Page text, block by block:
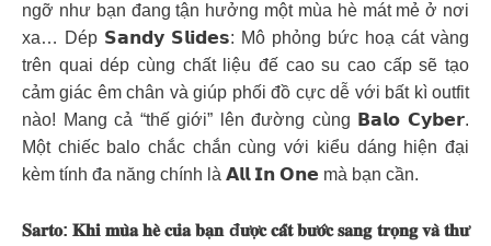
ngỡ như bạn đang tận hưởng một mùa hè mát mẻ ở nơi
xa… Dép 𝗦𝗮𝗻𝗱𝘆 𝗦𝗹𝗶𝗱𝗲𝘀: Mô phỏng bức hoạ cát vàng
trên quai dép cùng chất liệu đế cao su cao cấp sẽ tạo
cảm giác êm chân và giúp phối đồ cực dễ với bất kì outfit
nào! Mang cả “thế giới” lên đường cùng 𝗕𝗮𝗹𝗼 𝗖𝘆𝗯𝗲𝗿.
Một chiếc balo chắc chắn cùng với kiểu dáng hiện đại
kèm tính đa năng chính là 𝗔𝗹𝗹 𝗜𝗻 𝗢𝗻𝗲 mà bạn cần.
𝐒𝐚𝐫𝐭𝐨: 𝐊𝐡𝐢 𝐦𝐮̀𝐚 𝐡𝐞̀ 𝐜𝐮̉𝐚 𝐛𝐚̣𝐧 đ𝐮̛𝐨̛̣𝐜 𝐜𝐚̂́𝐭 𝐛𝐮̛𝐨̛́𝐜 𝐬𝐚𝐧𝐠 𝐭𝐫𝐨̣𝐧𝐠 𝐯𝐚̀ 𝐭𝐡𝐮̛